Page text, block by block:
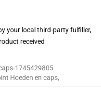
your local third-party fulfiller,
received
1745429805
Hoeden en caps,